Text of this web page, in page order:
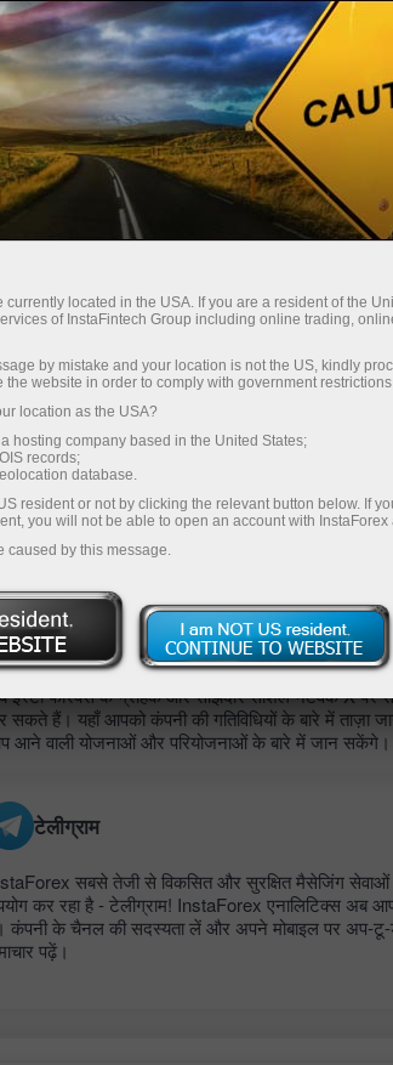
खोलना ट्रेडिंग प्लेटफॉर्म
निवेशकों के लिए भागीदारों के लिए अभियान
फेसबुक
इंस्टाफॉरेक्ष् ग्राहकों को दुनिया में सबसे लोकप्रिय
की प्रोफ़ाइल पाते हैं और मित्र सूची में कंपनी के स्टाफ के
हैं।
x.com
इंस्टा फॉरेक्स के ग्राहक और साझेदार सोशल नेटवर्क X पर
सकते हैं। यहाँ आपको कंपनी की गतिविधियों के बारे में ताज़ा
आने वाली योजनाओं और परियोजनाओं के बारे में जान सकेंगे।
टेलीग्राम
सबसे तेजी से विकसित और सुरक्षित मैसेजिंग
कर रहा है - टेलीग्राम! InstaForex एनालिटिक्स अब
कंपनी के चैनल की सदस्यता लें और अपने मोबाइल पर अप-टू-
पढ़ें।
located in the USA. If you are a resident of the
of InstaFintech Group including online trading,
by mistake and your location is not the US, kindly
website in order to comply with government
location as the USA?
hosting company based in the United States;
records;
database.
resident or not by clicking the relevant button below. If
you will not be able to open an account with InstaForex
caused by this message.